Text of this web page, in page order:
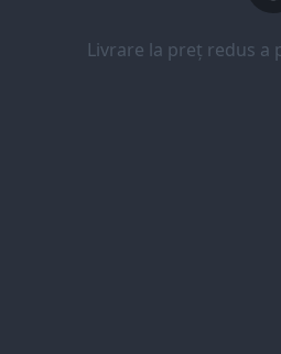
Livrare la preț redus a